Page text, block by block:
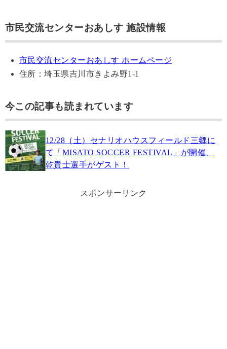
市民交流センターおあしす 施設情報
市民交流センターおあしす ホームページ
住所：埼玉県吉川市きよみ野1-1
今この記事も読まれています
12/28（土）セナリオハウスフィールド三郷に
て「MISATO SOCCER FESTIVAL」が開催、
乾貴士選手がゲスト！
スポンサーリンク